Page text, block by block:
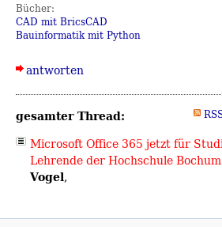
Bücher:
CAD mit BricsCAD
Bauinformatik mit Python
antworten
gesamter Thread:
Microsoft Office 365 jetzt für
Lehrende der Hochschule
Vogel,